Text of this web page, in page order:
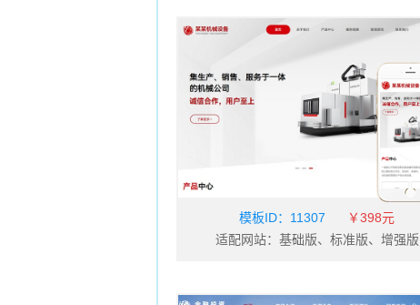
通讯数码
旅游风景 运动
设计装饰 教育培训
模板ID： 11307
￥398元
适配网站：基础版、标准版、增强版